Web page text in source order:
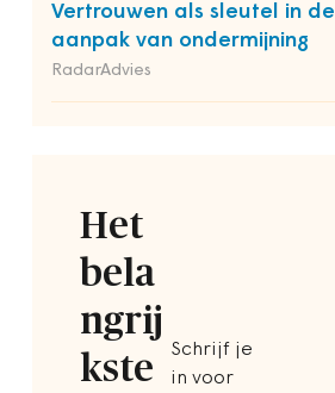
Vertrouwen als sleutel in de
aanpak van ondermijning
RadarAdvies
Het
bela
ngrij
kste
Schrijf je
in voor